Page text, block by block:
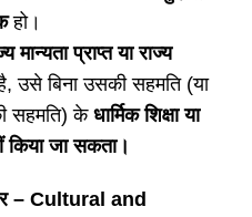
हो।
मान्यता प्राप्त या राज्य
उसे बिना उसकी सहमति (या
सहमति) के धार्मिक शिक्षा या
किया जा सकता।
– Cultural and